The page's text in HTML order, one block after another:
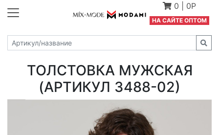
0 0Р
НА САЙТЕ ОПТОМ
ТОЛСТОВКА МУЖСКАЯ
(АРТИКУЛ 3488-02)